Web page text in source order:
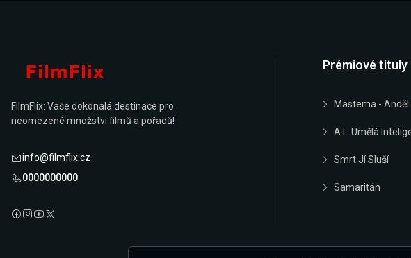
FilmFlix: Vaše dokonalá destinace pro
neomezené množství filmů a pořadů!
info@filmflix.cz
0000000000
Prémiové tituly
Mastema -
A.I.: Umělá
Smrt Jí Sluší
Samaritán